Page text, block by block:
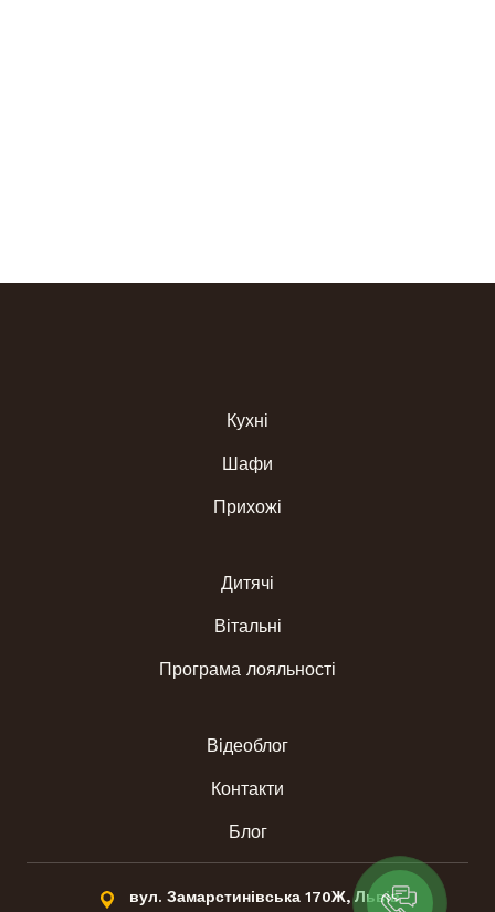
Кухні
Шафи
Прихожі
Дитячі
Вітальні
Програма лояльності
Відеоблог
Контакти
Блог
вул. Замарстинівська 170Ж, Львів